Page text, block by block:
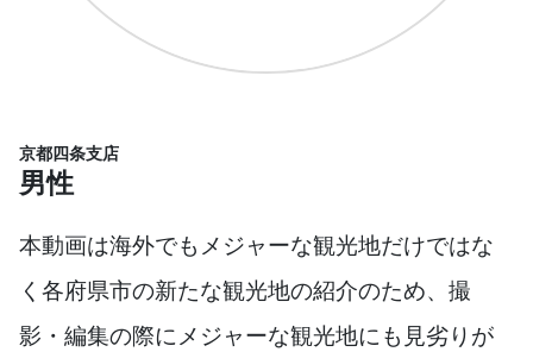
京都四条支店
男性
本動画は海外でもメジャーな観光地だけではな
く各府県市の新たな観光地の紹介のため、撮
影・編集の際にメジャーな観光地にも見劣りが